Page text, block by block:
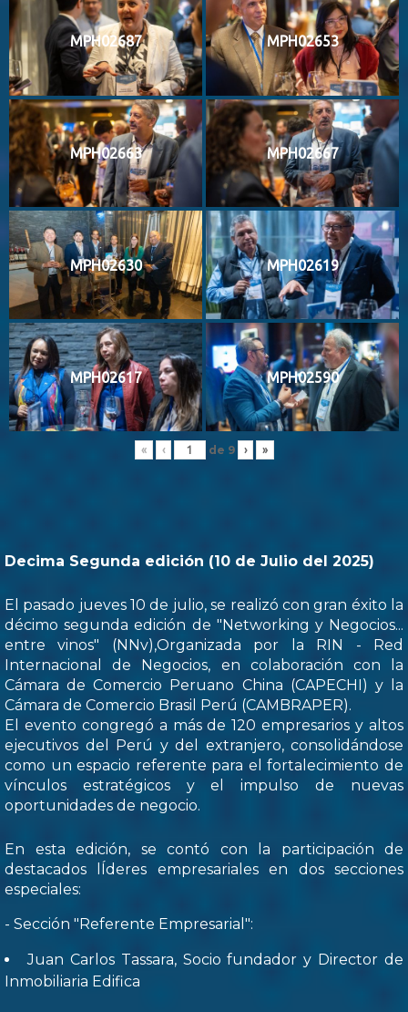
MPH02687 MPH02653
MPH02663 MPH02667
MPH02630 MPH02619
MPH02617 MPH02590
« ‹ de 9 › »
Decima Segunda edición (10 de Julio del 2025)
El pasado jueves 10 de julio, se realizó con gran éxito la
décimo segunda edición de "Networking y Negocios...
entre vinos" (NNv),Organizada por la RIN - Red
Internacional de Negocios, en colaboración con la
Cámara de Comercio Peruano China (CAPECHI) y la
Cámara de Comercio Brasil Perú (CAMBRAPER).
El evento congregó a más de 120 empresarios y altos
ejecutivos del Perú y del extranjero, consolidándose
como un espacio referente para el fortalecimiento de
vínculos estratégicos y el impulso de nuevas
oportunidades de negocio.
En esta edición, se contó con la participación de
destacados lÍderes empresariales en dos secciones
especiales:
- Sección "Referente Empresarial":
Juan Carlos Tassara, Socio fundador y Director de
Inmobiliaria Edifica